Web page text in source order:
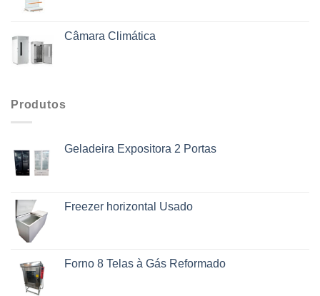
Câmara Climática
Produtos
Geladeira Expositora 2 Portas
Freezer horizontal Usado
Forno 8 Telas à Gás Reformado